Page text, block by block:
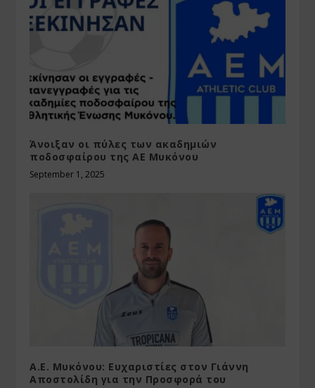
Άνοιξαν οι πύλες των ακαδημιών
ποδοσφαίρου της ΑΕ Μυκόνου
September 1, 2025
Α.Ε. Μυκόνου: Ευχαριστίες στον Γιάννη
Αποστολίδη για την Προσφορά του